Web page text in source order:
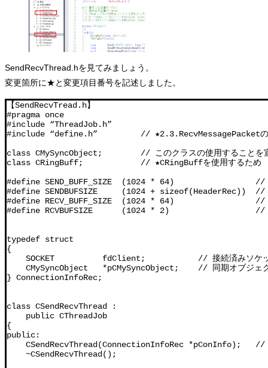
SendRecvThread.hを見てみましょう。
変更箇所に★と変更項目番号を記述しました。
【SendRecvTread.h】
#pragma once
#include “ThreadJob.h”
#include “define.h”         // ★2.3.RecvMessagePacketの
class CMySyncObject;        // このクラスの使用することを
class CRingBuff;            // ★CRingBuffを使用するため
#define SEND_BUFF_SIZE  (1024 * 64)                 //
#define SENDBUFSIZE     (1024 + sizeof(HeaderRec))  //
#define RECV_BUFF_SIZE  (1024 * 64)                 //
#define RCVBUFSIZE      (1024 * 2)                  //
typedef struct
{
SOCKET          fdClient;           // 接続済みソケ
CMySyncObject   *pCMySyncObject;    // 同期オブジェ
} ConnectionInfoRec;
class CSendRecvThread :
    public CThreadJob
{
public:
CSendRecvThread(ConnectionInfoRec *pConInfo);   //
    ~CSendRecvThread();